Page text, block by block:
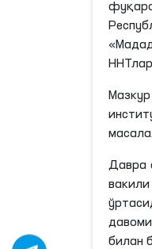
ННТ
Давра
билан